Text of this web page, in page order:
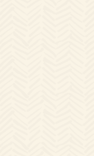
OP TIKTOK